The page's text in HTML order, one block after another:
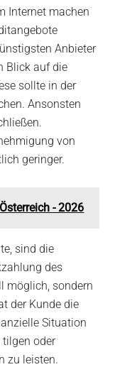
Internet machen
Anbieter
Blick auf die
sollte in der
Ansonsten
von
geringer.
- 2026
sind die
des
möglich, sondern
der Kunde die
Situation
tilgen oder
zu leisten.